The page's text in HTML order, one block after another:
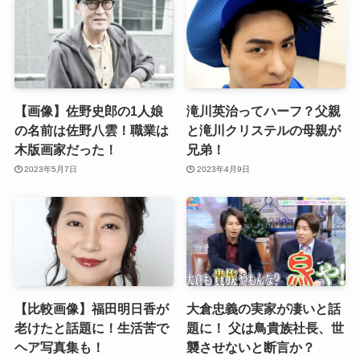
【画像】佐野史郎の1人娘
の名前は佐野八雲！職業は
木版画家だった！
2023年5月7日
滝川英治ってハーフ？父親
と滝川クリステルの母親が
兄弟！
2023年4月9日
【比較画像】福田明日香が
老けたと話題に！生活苦で
ヘア写真集も！
大倉忠義の実家が凄いと話
題に！ 父は鳥貴族社長、世
襲させないと断言か？